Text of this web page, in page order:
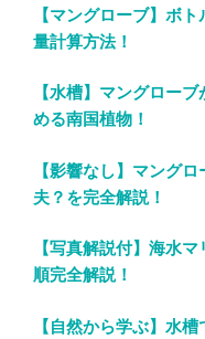
【マングローブ】ボ
量計算方法！
【水槽】マングロー
める南国植物！
【影響なし】マング
夫？を完全解説！
【写真解説付】海水
順完全解説！
【自然から学ぶ】水